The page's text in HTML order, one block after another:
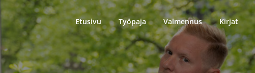
Etusivu Työpaja Valmennus Kirjat